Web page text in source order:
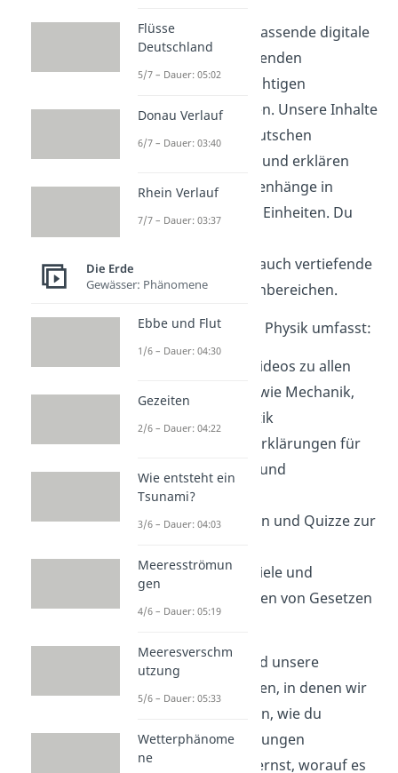
Wir bieten dir eine umfassende digitale
Lernplattform mit tausenden
Lernvideos, die alle wichtigen
Physikthemen abdecken. Unsere Inhalte
sind speziell auf die deutschen
Lehrpläne abgestimmt und erklären
physikalische Zusammenhänge in
verständlichen, kurzen Einheiten. Du
findest bei uns sowohl
Grundlagenwissen als auch vertiefende
Inhalte zu allen Themenbereichen.
Unser Lernangebot für Physik umfasst:
Strukturierte Lernvideos zu allen
wichtigen Themen wie Mechanik,
Elektrizität und Optik
Schritt-für-Schritt-Erklärungen für
komplexe Formeln und
Berechnungen
Interaktive Übungen und Quizze zur
Anschauliche Beispiele und
Zusammenfassungen von Gesetzen
und Phänomenen
Besonders hilfreich sind unsere
praxisnahen Erklärungen, in denen wir
Schritt für Schritt zeigen, wie du
Aufgaben und Berechnungen
systematisch löst. Du lernst, worauf es
Flüsse
Deutschland
5/7 – Dauer: 05:02
Donau Verlauf
6/7 – Dauer: 03:40
Rhein Verlauf
7/7 – Dauer: 03:37
Die Erde
Gewässer: Phänomene
Ebbe und Flut
1/6 – Dauer: 04:30
Gezeiten
2/6 – Dauer: 04:22
Wie entsteht ein
Tsunami?
3/6 – Dauer: 04:03
Meeresströmun
gen
4/6 – Dauer: 05:19
Meeresverschm
utzung
5/6 – Dauer: 05:33
Wetterphänome
ne